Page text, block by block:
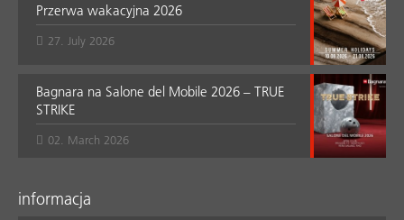
Przerwa wakacyjna 2026
27. July 2026
Bagnara na Salone del Mobile 2026 – TRUE
STRIKE
02. March 2026
informacja